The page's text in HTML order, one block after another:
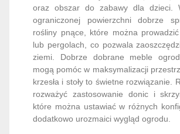
oraz obszar do zabawy dla dzieci.
ograniczonej powierzchni dobrze
rośliny pnące, które można
lub pergolach, co pozwala
ziemi. Dobrze dobrane meble
mogą pomóc w maksymalizacji
krzesła i stoły to świetne rozwiązanie.
rozważyć zastosowanie donic i
które można ustawiać w różnych
dodatkowo urozmaici wygląd ogrodu.